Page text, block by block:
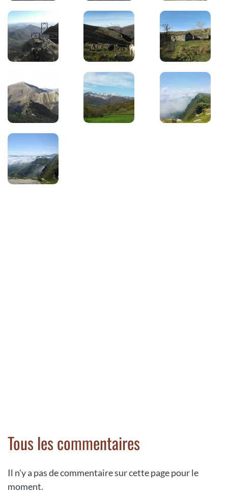
Tous les commentaires
Il n'y a pas de commentaire sur cette page pour le
moment.